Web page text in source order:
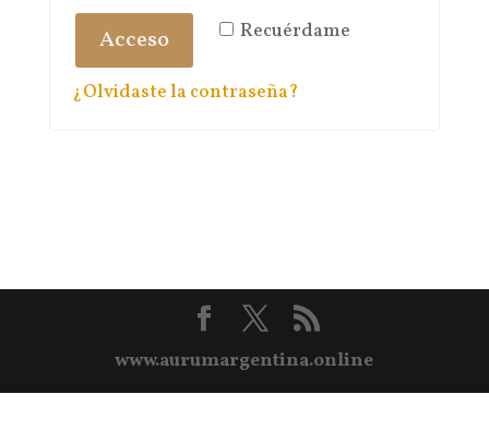
Recuérdame
Acceso
¿Olvidaste la contraseña?
www.aurumargentina.online